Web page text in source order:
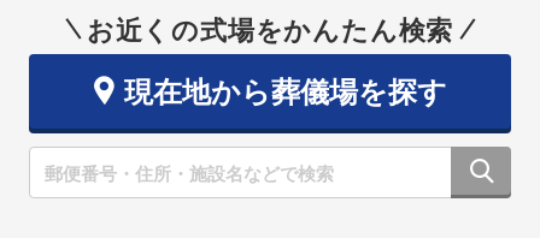
お近くの式場をかんたん検索
現在地から葬儀場を探す